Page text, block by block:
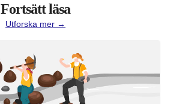
Fortsätt läsa
Utforska mer →